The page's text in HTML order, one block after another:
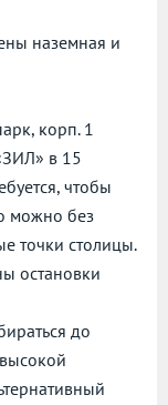
наземная и
корп. 1
в 15
чтобы
можно без
точки столицы.
остановки
до